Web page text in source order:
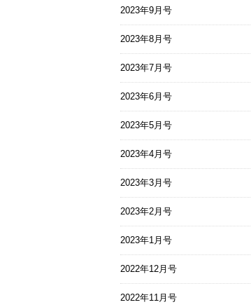
2023年9月号
2023年8月号
2023年7月号
2023年6月号
2023年5月号
2023年4月号
2023年3月号
2023年2月号
2023年1月号
2022年12月号
2022年11月号